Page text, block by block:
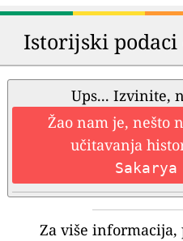
Istorijski
Ups... Izvinite,
Žao nam je, nešto
učitavanja
Za više